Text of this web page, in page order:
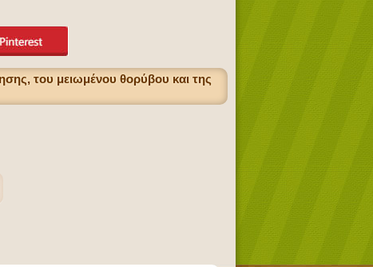
του μειωμένου θορύβου και της